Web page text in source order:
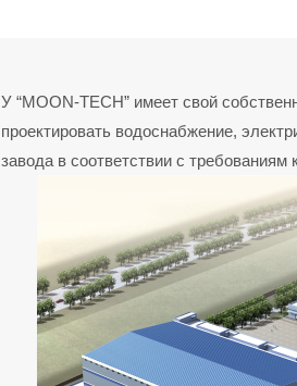
У “MOON-TECH” имеет свой
проектировать водоснабжение,
завода в соответствии с требованиям